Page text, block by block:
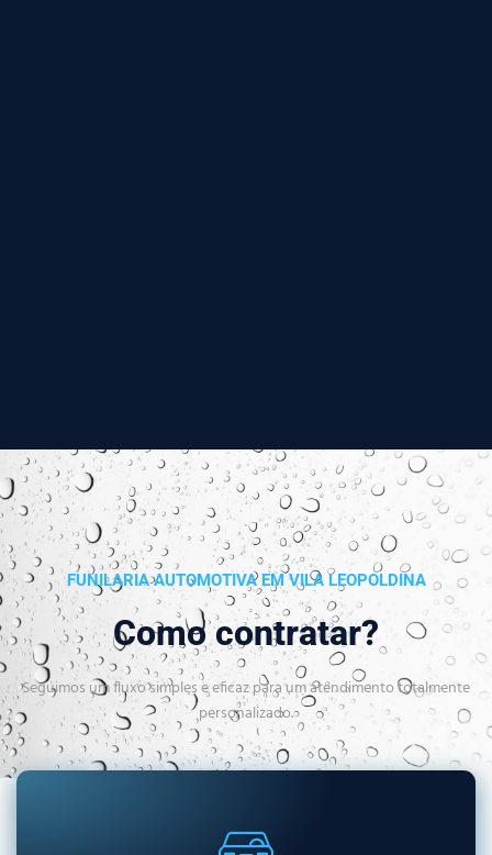
FUNILARIA AUTOMOTIVA EM VILA LEOPOLDINA
Como contratar?
Seguimos um fluxo simples e eficaz para um atendimento totalmente
personalizado.